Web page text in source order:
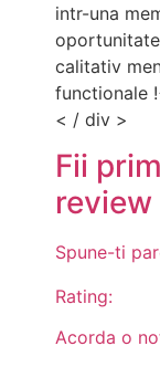
intr-una
calitativ
functionale
< / div >
Fii
review
Spune-ti
Rating:
Acorda o